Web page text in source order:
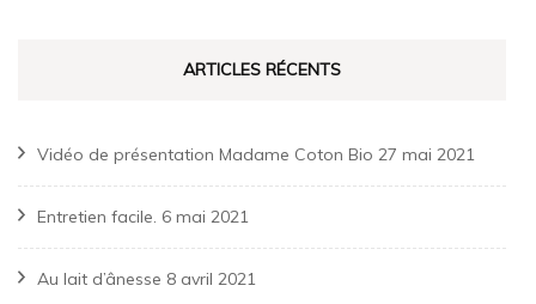
ARTICLES RÉCENTS
Vidéo de présentation Madame Coton Bio 27 mai 2021
Entretien facile. 6 mai 2021
Au lait d’ânesse 8 avril 2021